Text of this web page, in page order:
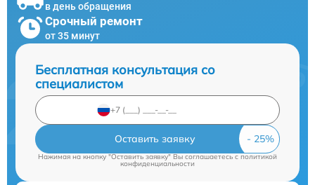
в день обращения
Срочный ремонт
от 35 минут
Бесплатная консультация со
специалистом
Оставить заявку
Нажимая на кнопку "Оставить заявку" Вы соглашаетесь cполитикой
конфиденциальности